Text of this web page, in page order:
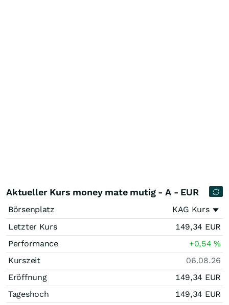
Aktueller Kurs money mate mutig - A - EUR
Börsenplatz
KAG Kurs
Letzter Kurs
149,34 EUR
Performance
+0,54%
Kurszeit
06.08.26
Eröffnung
149,34 EUR
Tageshoch
149,34 EUR